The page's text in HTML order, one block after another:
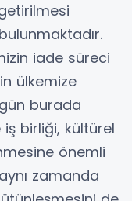
iade süreci
ülkemize
burada
birliği, kültürel
önemli
zamanda